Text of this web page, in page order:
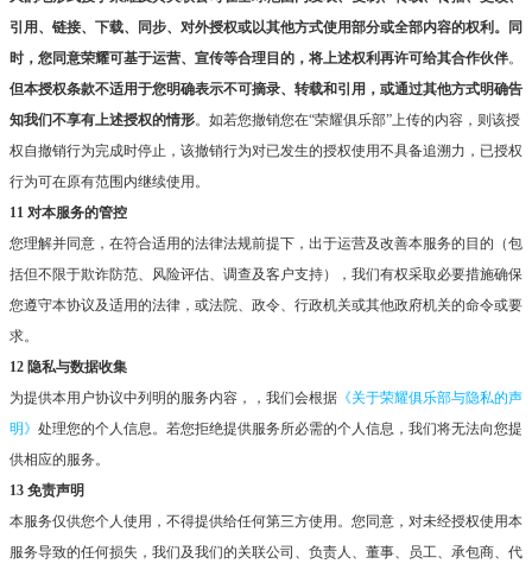
引用、链接、下载、同步、对外授权或以其他方式使用部分或全部内容的权利。同
时，您同意荣耀可基于运营、宣传等合理目的，将上述权利再许可给其合作伙伴。
但本授权条款不适用于您明确表示不可摘录、转载和引用，或通过其他方式明确告
知我们不享有上述授权的情形。如若您撤销您在“荣耀俱乐部”上传的内容，则该授
权自撤销行为完成时停止，该撤销行为对已发生的授权使用不具备追溯力，已授权
行为可在原有范围内继续使用。
11 对本服务的管控
您理解并同意，在符合适用的法律法规前提下，出于运营及改善本服务的目的（包
括但不限于欺诈防范、风险评估、调查及客户支持），我们有权采取必要措施确保
您遵守本协议及适用的法律，或法院、政令、行政机关或其他政府机关的命令或要
求。
12 隐私与数据收集
为提供本用户协议中列明的服务内容，，我们会根据 《关于荣耀俱乐部与隐私的声
明》 处理您的个人信息。若您拒绝提供服务所必需的个人信息，我们将无法向您提
供相应的服务。
13 免责声明
本服务仅供您个人使用，不得提供给任何第三方使用。您同意，对未经授权使用本
服务导致的任何损失，我们及我们的关联公司、负责人、董事、员工、承包商、代